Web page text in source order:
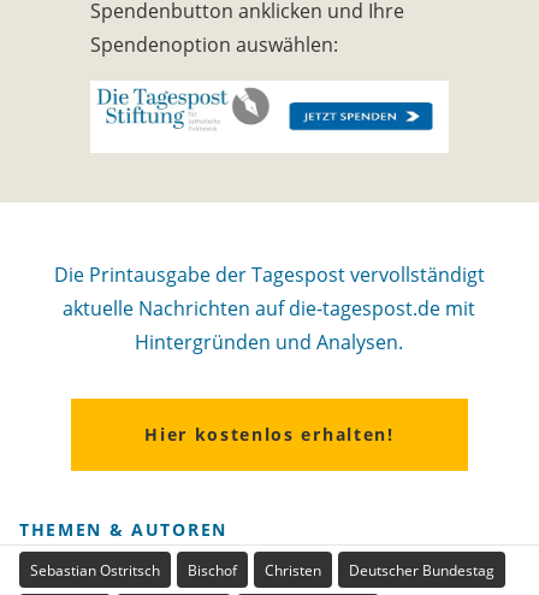
Spendenbutton anklicken und Ihre
Spendenoption auswählen:
Die Printausgabe der Tagespost vervollständigt
aktuelle Nachrichten auf die-tagespost.de mit
Hintergründen und Analysen.
Hier kostenlos erhalten!
THEMEN & AUTOREN
Sebastian Ostritsch Bischof Christen Deutscher Bundestag